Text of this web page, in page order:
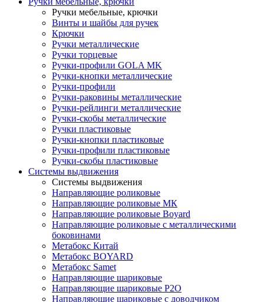
Ручки мебельные, крючки
Винты и шайбы для ручек
Крючки
Ручки металлические
Ручки торцевые
Ручки-профили GOLA MK
Ручки-кнопки металлические
Ручки-профили
Ручки-раковины металлические
Ручки-рейлинги металлические
Ручки-скобы металлические
Ручки пластиковые
Ручки-кнопки пластиковые
Ручки-профили пластиковые
Ручки-скобы пластиковые
Системы выдвижения
Системы выдвижения
Направляющие роликовые
Направляющие роликовые МК
Направляющие роликовые Boyard
Направляющие роликовые с металлическими
боковинами
Метабокс Китай
Метабокс BOYARD
Метабокс Samet
Направляющие шариковые
Направляющие шариковые P2O
Направляющие шариковые с доводчиком